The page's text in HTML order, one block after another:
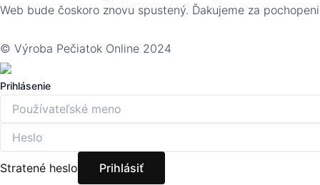
Web bude čoskoro znovu spustený. Ďakujeme za
© Výroba Pečiatok Online 2024
Prihlásenie
Stratené heslo